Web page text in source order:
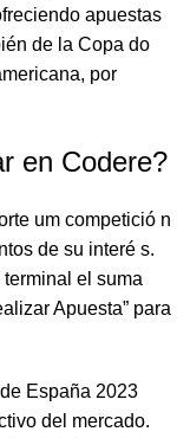
apuestas
de la Copa do
por
en Codere?
um competició n
de su interé s.
el suma
Apuesta” para
España 2023
del mercado.